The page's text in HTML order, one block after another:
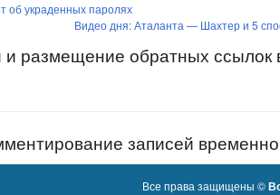
об украденных паролях
Видео дня: Аталанта — Шахтер и 5
размещение обратных ссылок
записей
Все права защищены ©